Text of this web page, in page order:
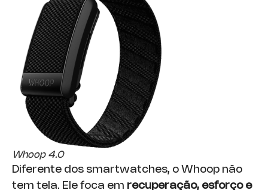
Whoop 4.0
Diferente dos smartwatches, o Whoop não
tem tela. Ele foca em recuperação, esforço e